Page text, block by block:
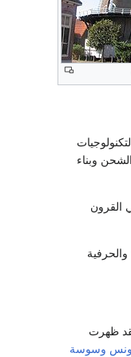
وبناء
القرون
ظهرت
وسوسة